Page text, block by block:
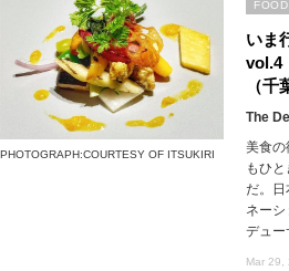
PHOTOGRAPH:COURTESY OF ITSUKIRI
いま
vol.4
（
The
美食の
もひ
だ。日
ネー
デュー
Mar 29,
FOOD